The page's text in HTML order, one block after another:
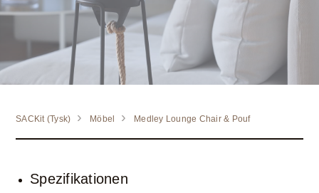
SACKit (Tysk) Möbel Medley Lounge Chair & Pouf
Spezifikationen